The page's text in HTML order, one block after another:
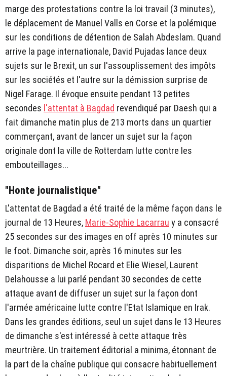
marge des protestations contre la loi travail (3 minutes),
le déplacement de Manuel Valls en Corse et la polémique
sur les conditions de détention de Salah Abdeslam. Quand
arrive la page internationale, David Pujadas lance deux
sujets sur le Brexit, un sur l'assouplissement des impôts
sur les sociétés et l'autre sur la démission surprise de
Nigel Farage. Il évoque ensuite pendant 13 petites
secondes l'attentat à Bagdad revendiqué par Daesh qui a
fait dimanche matin plus de 213 morts dans un quartier
commerçant, avant de lancer un sujet sur la façon
originale dont la ville de Rotterdam lutte contre les
embouteillages...
"Honte journalistique"
L'attentat de Bagdad a été traité de la même façon dans le
journal de 13 Heures, Marie-Sophie Lacarrau y a consacré
25 secondes sur des images en off après 10 minutes sur
le foot. Dimanche soir, après 16 minutes sur les
disparitions de Michel Rocard et Elie Wiesel, Laurent
Delahousse a lui parlé pendant 30 secondes de cette
attaque avant de diffuser un sujet sur la façon dont
l'armée américaine lutte contre l'Etat Islamique en Irak.
Dans les grandes éditions, seul un sujet dans le 13 Heures
de dimanche s'est intéressé à cette attaque très
meurtrière. Un traitement éditorial a minima, étonnant de
la part de la chaîne publique qui consacre habituellement